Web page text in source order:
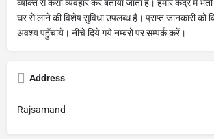
व्यक्ति से कैसा व्यवहार करे बताया जाता है। हमारे केंद्र में
घर से लाने की विशेष सुविधा उपलब्ध है। प्राप्त जानकारी
अवश्य पहुँचाये। नीचे दिये गये नम्बरो पर सम्पर्क करें।
Address
Rajsamand